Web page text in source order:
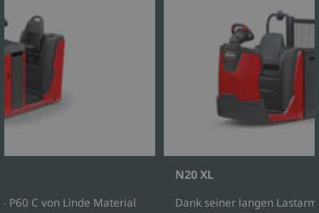
P60 C von Linde Material
N20 XL
Dank seiner langen